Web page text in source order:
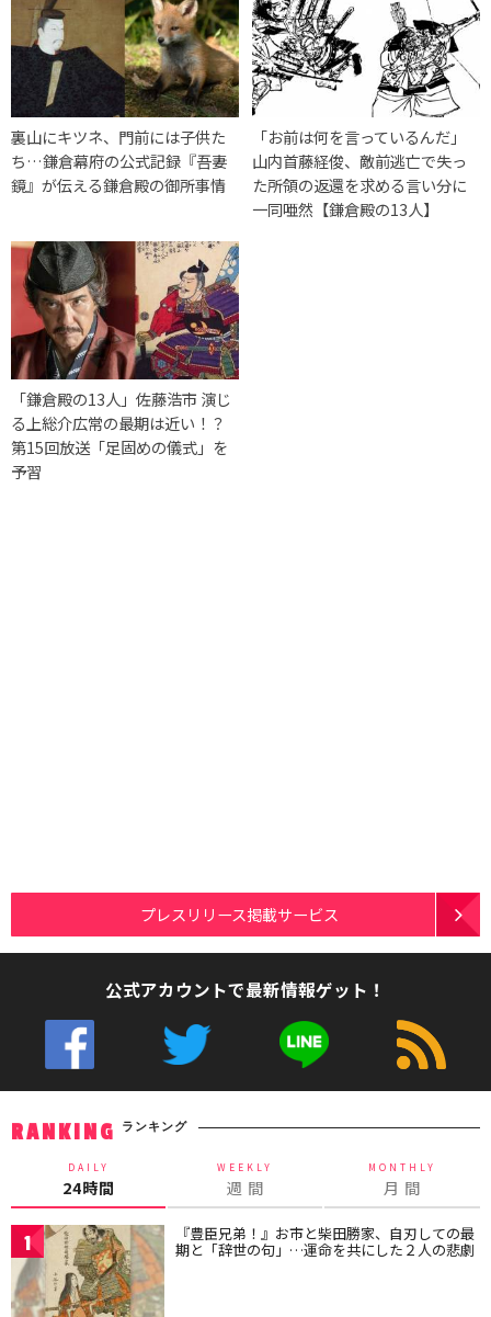
裏山にキツネ、門前には子供た
ち…鎌倉幕府の公式記録『吾妻
鏡』が伝える鎌倉殿の御所事情
「お前は何を言っているんだ」
山内首藤経俊、敵前逃亡で失っ
た所領の返還を求める言い分に
一同唖然【鎌倉殿の13人】
「鎌倉殿の13人」佐藤浩市 演じ
る上総介広常の最期は近い！？
第15回放送「足固めの儀式」を
予習
プレスリリース掲載サービス
公式アカウントで最新情報ゲット！
RANKING ランキング
DAILY
24時間
WEEKLY
週 間
MONTHLY
月 間
1 『豊臣兄弟！』お市と柴田勝家、自刃しての最
期と「辞世の句」…運命を共にした２人の悲劇